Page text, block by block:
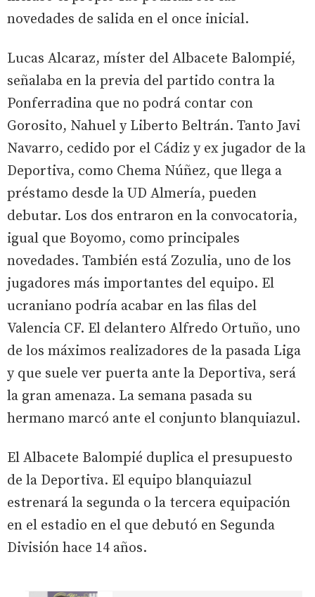
novedades de salida en el once inicial.
Lucas Alcaraz, míster del Albacete Balompié,
señalaba en la previa del partido contra la
Ponferradina que no podrá contar con
Gorosito, Nahuel y Liberto Beltrán. Tanto Javi
Navarro, cedido por el Cádiz y ex jugador de la
Deportiva, como Chema Núñez, que llega a
préstamo desde la UD Almería, pueden
debutar. Los dos entraron en la convocatoria,
igual que Boyomo, como principales
novedades. También está Zozulia, uno de los
jugadores más importantes del equipo. El
ucraniano podría acabar en las filas del
Valencia CF. El delantero Alfredo Ortuño, uno
de los máximos realizadores de la pasada Liga
y que suele ver puerta ante la Deportiva, será
la gran amenaza. La semana pasada su
hermano marcó ante el conjunto blanquiazul.
El Albacete Balompié duplica el presupuesto
de la Deportiva. El equipo blanquiazul
estrenará la segunda o la tercera equipación
en el estadio en el que debutó en Segunda
División hace 14 años.